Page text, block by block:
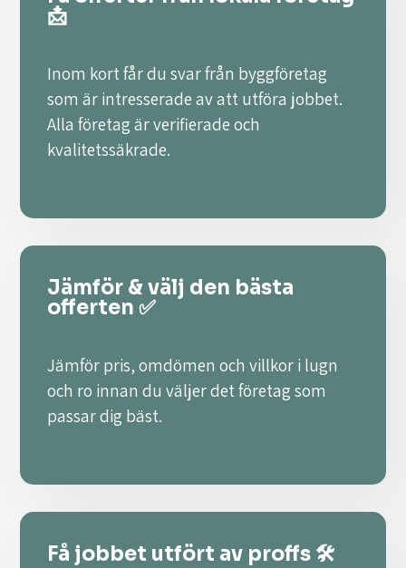
📩
Inom kort får du svar från byggföretag
som är intresserade av att utföra jobbet.
Alla företag är verifierade och
kvalitetssäkrade.
Jämför & välj den bästa
offerten ✅
Jämför pris, omdömen och villkor i lugn
och ro innan du väljer det företag som
passar dig bäst.
Få jobbet utfört av proffs 🛠️